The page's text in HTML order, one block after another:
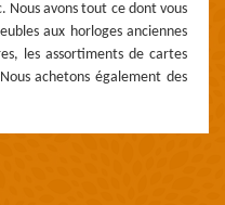
Nous avons tout ce dont vous
aux horloges anciennes
les assortiments de cartes
achetons également des